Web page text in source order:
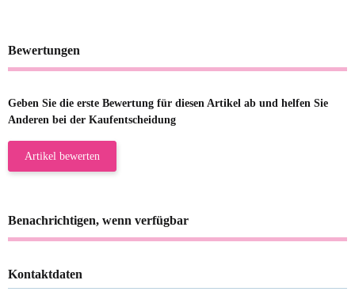
Bewertungen
Geben Sie die erste Bewertung für diesen Artikel ab und helfen Sie
Anderen bei der Kaufentscheidung
Artikel bewerten
Benachrichtigen, wenn verfügbar
Kontaktdaten